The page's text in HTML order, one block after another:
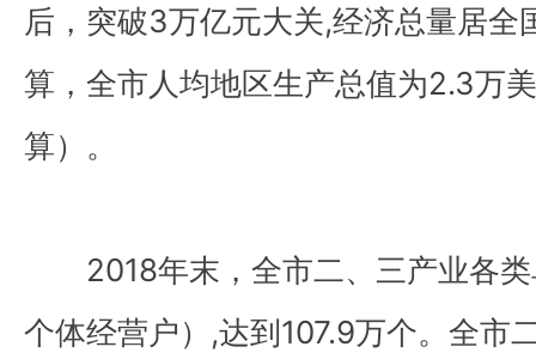
后，突破3万亿元大关,经济总量居全
算，全市人均地区生产总值为2.3万
算）。
2018年末，全市二、三产业各类
个体经营户）,达到107.9万个。全市